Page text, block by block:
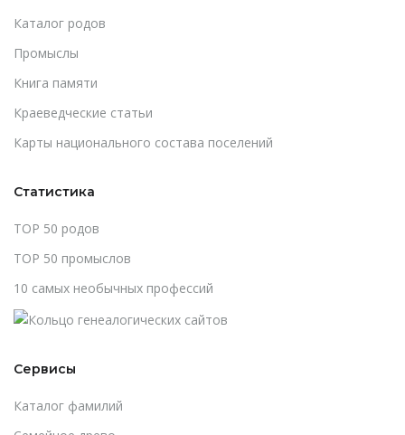
Каталог родов
Промыслы
Книга памяти
Краеведческие статьи
Карты национального состава поселений
Статистика
TOP 50 родов
TOP 50 промыслов
10 самых необычных профессий
Сервисы
Каталог фамилий